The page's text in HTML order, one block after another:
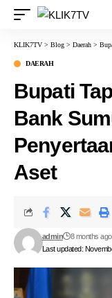
KLIK7TV > Blog > Daerah >
DAERAH
Bupati
Bank
Aset
Last updated:
admin 8 months ago